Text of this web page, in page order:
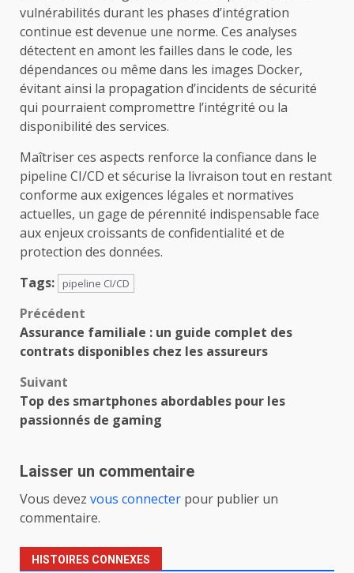
vulnérabilités durant les phases d’intégration
continue est devenue une norme. Ces analyses
détectent en amont les failles dans le code, les
dépendances ou même dans les images Docker,
évitant ainsi la propagation d’incidents de sécurité
qui pourraient compromettre l’intégrité ou la
disponibilité des services.
Maîtriser ces aspects renforce la confiance dans le
pipeline CI/CD et sécurise la livraison tout en restant
conforme aux exigences légales et normatives
actuelles, un gage de pérennité indispensable face
aux enjeux croissants de confidentialité et de
protection des données.
Tags:
pipeline CI/CD
Navigation
d’article
Précédent
Assurance familiale : un guide complet des
contrats disponibles chez les assureurs
Suivant
Top des smartphones abordables pour les
passionnés de gaming
Laisser un commentaire
Vous devez vous connecter pour publier un
commentaire.
HISTOIRES CONNEXES